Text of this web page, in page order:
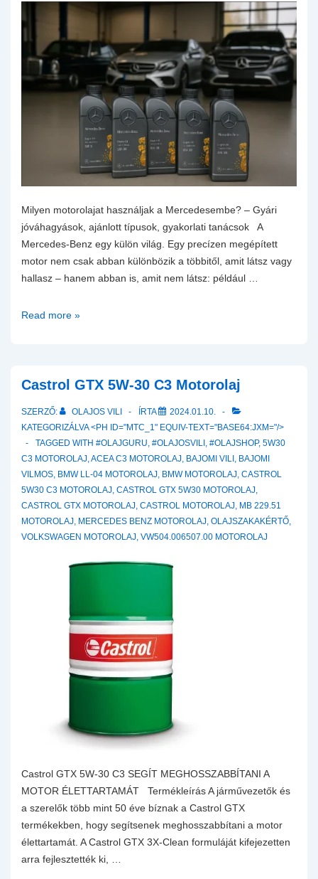
Milyen motorolajat használjak a Mercedesembe? – Gyári
jóváhagyások, ajánlott típusok, gyakorlati tanácsok A
Mercedes-Benz egy külön világ. Egy precízen megépített
motor nem csak abban különbözik a többitől, amit látsz vagy
hallasz – hanem abban is, amit nem látsz: például …
A
világa
motorolaj
szabványok
Read more »
Castrol GTX 5W-30 C3 Motorolaj
SZERZŐ: OLAJOS VILI ÍRTA
2024.01.10.
KATEGORIZÁLVA <PH ID="MTC_1" EQUIV-TEXT="BASE64:JXM="/>
TAGGED WITH #OLAJGURU #OLAJOSVILI #OLAJSHOP, 5W30
C3 MOTOROLAJ ACEA C3 MOTOROLAJ BAJOMI VILI BAJOMI
VILMOS BMW LL-04 MOTOROLAJ BMW MOTOROLAJ CASTROL
5W30 C3 MOTOROLAJ CASTROL GTX 5W30 MOTOROLAJ
CASTROL GTX MOTOROLAJ CASTROL MOTOROLAJ MB 229.51
MOTOROLAJ MERCEDES BENZ MOTOROLAJ OLAJSZAKAKÉRTŐ
VOLKSWAGEN MOTOROLAJ VW504.006507.00 MOTOROLAJ
Castrol GTX 5W-30 C3 SEGÍT MEGHOSSZABBÍTANI A
MOTOR ÉLETTARTAMÁT Termékleírás A járművezetők és
a szerelők több mint 50 éve bíznak a Castrol GTX
termékekben, hogy segítsenek meghosszabbítani a motor
élettartamát. A Castrol GTX 3X-Clean formuláját kifejezetten
arra fejlesztették ki, …